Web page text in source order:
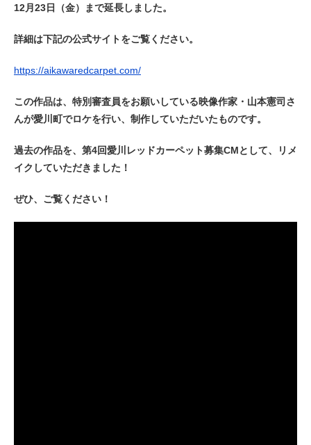
12月23日（金）まで延長しました。
詳細は下記の公式サイトをご覧ください。
https://aikawaredcarpet.com/
この作品は、特別審査員をお願いしている映像作家・山本憲司さ
んが愛川町でロケを行い、制作していただいたものです。
過去の作品を、第4回愛川レッドカーペット募集CMとして、リメ
イクしていただきました！
ぜひ、ご覧ください！